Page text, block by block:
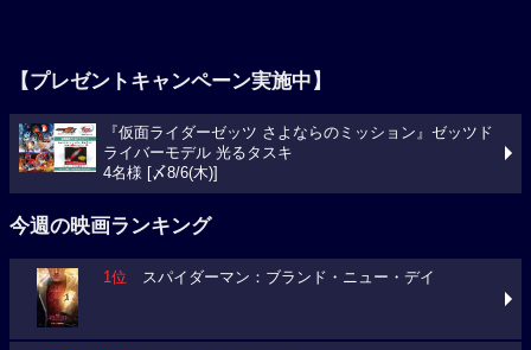
【プレゼントキャンペーン実施中】
『仮面ライダーゼッツ さよならのミッション』ゼッツド
ライバーモデル 光るタスキ
4名様 [〆8/6(木)]
今週の映画ランキング
1位 スパイダーマン：ブランド・ニュー・デイ